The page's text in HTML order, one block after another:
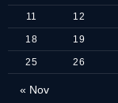
« Nov
11 12
18 19
25 26